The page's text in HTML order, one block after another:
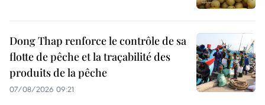
Dong Thap renforce le contrôle de sa
flotte de pêche et la traçabilité des
produits de la pêche
07/08/2026 09:21